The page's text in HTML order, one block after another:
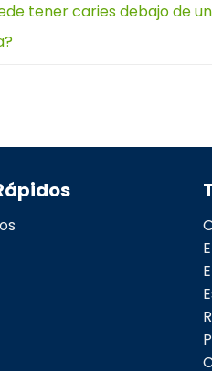
tener caries debajo de